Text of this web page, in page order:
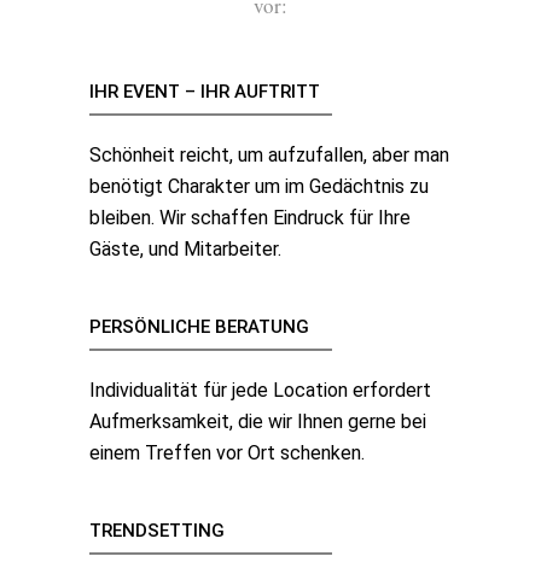
vor:
IHR EVENT – IHR AUFTRITT
Schönheit reicht, um aufzufallen, aber man
benötigt Charakter um im Gedächtnis zu
bleiben. Wir schaffen Eindruck für Ihre
Gäste, und Mitarbeiter.
PERSÖNLICHE BERATUNG
Individualität für jede Location erfordert
Aufmerksamkeit, die wir Ihnen gerne bei
einem Treffen vor Ort schenken.
TRENDSETTING